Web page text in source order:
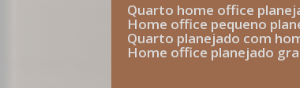
quarto home office
home office pequeno
quarto planejado com
home office planejado